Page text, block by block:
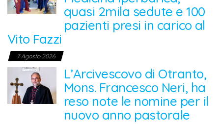
quasi 2mila sedute e 100
pazienti presi in carico al
Vito Fazzi
7 Agosto 2026
L’Arcivescovo di Otranto,
Mons. Francesco Neri, ha
reso note le nomine per il
nuovo anno pastorale